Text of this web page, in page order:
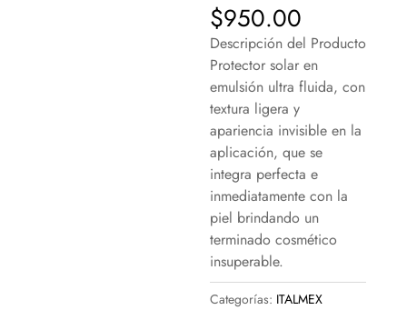
$950.00
Descripción del Producto
Protector solar en
emulsión ultra fluida, con
textura ligera y
apariencia invisible en la
aplicación, que se
integra perfecta e
inmediatamente con la
piel brindando un
terminado cosmético
insuperable.
Categorías: ITALMEX